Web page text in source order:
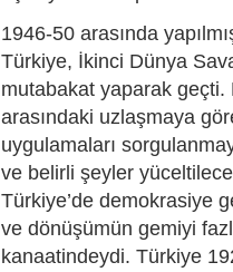
1946-50 arasında
Türkiye, İkinci Dünya
mutabakat yaparak
arasındaki uzlaşmaya
uygulamaları
ve belirli şeyler
Türkiye’de demokrasiye
ve dönüşümün gemiyi
kanaatindeydi. Türkiye